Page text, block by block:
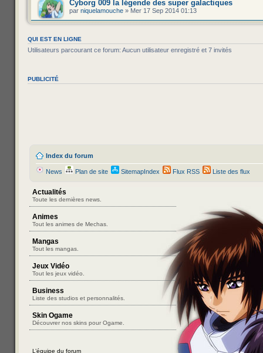
Cyborg 009 la légende des super galactiques
par niquelamouche » Mer 17 Sep 2014 01:13
QUI EST EN LIGNE
Utilisateurs parcourant ce forum: Aucun utilisateur enregistré et 7 invités
PUBLICITÉ
Index du forum
News Plan de site SitemapIndex Flux RSS Liste des flux
Actualités
Toute les dernières news.
Animes
Tout les animes de Mechas.
Mangas
Tout les mangas.
Jeux Vidéo
Tout les jeux vidéo.
Business
Liste des studios et personnalités.
Skin Ogame
Découvrer nos skins pour Ogame.
L’équipe du forum